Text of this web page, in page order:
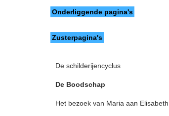
Onderliggende pagina's
Zusterpagina's
De schilderijencyclus
De Boodschap
Het bezoek van Maria aan Elisabeth